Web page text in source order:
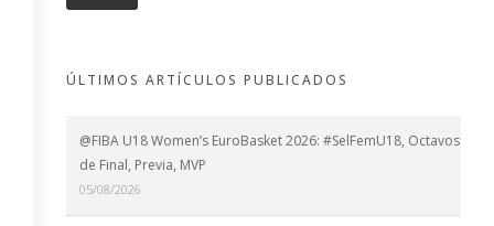
ÚLTIMOS ARTÍCULOS PUBLICADOS
@FIBA U18 Women’s EuroBasket 2026: #SelFemU18, Octavos
de Final, Previa, MVP
05/08/2026